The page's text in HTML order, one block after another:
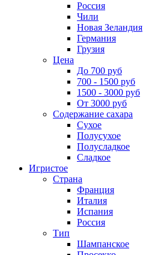
Россия
Чили
Новая Зеландия
Германия
Грузия
Цена
До 700 руб
700 - 1500 руб
1500 - 3000 руб
От 3000 руб
Содержание сахара
Сухое
Полусухое
Полусладкое
Сладкое
Игристое
Страна
Франция
Италия
Испания
Россия
Тип
Шампанское